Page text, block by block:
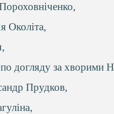
Околіта,
догляду за хворими
Прудков,